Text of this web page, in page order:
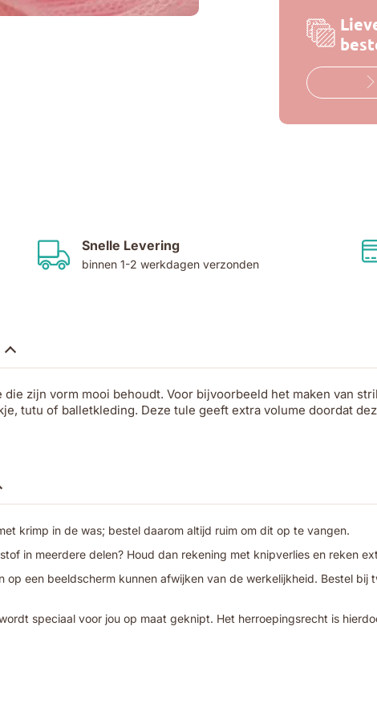
Snelle Levering
binnen 1-2 werkdagen verzonden
zijn vorm mooi behoudt. Voor bijvoorbeeld het maken van
tutu of balletkleding. Deze tule geeft extra volume doordat
krimp in de was; bestel daarom altijd ruim om dit op te vangen.
in meerdere delen? Houd dan rekening met knipverlies en reken
op een beeldscherm kunnen afwijken van de werkelijkheid. Bestel bij
speciaal voor jou op maat geknipt. Het herroepingsrecht is